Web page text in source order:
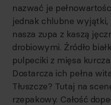
nazwać je
jednak chlubne
nasza zupa z kaszą
drobiowymi. Źródło
pulpeciki z mięsa
Dostarcza ich pełna
Tłuszcze? Tutaj na
rzepakowy. Całość